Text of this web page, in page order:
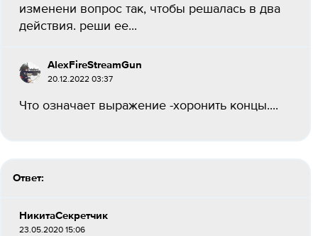
изменени вопрос так, чтобы решалась в два
действия. реши ее...
AlexFireStreamGun
20.12.2022 03:37
Что означает выражение -хоронить концы....
Ответ:
НикитаСекретчик
23.05.2020 15:06